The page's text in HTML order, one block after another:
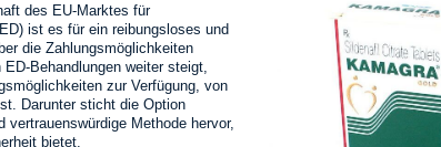
des EU-Marktes für
ist es für ein reibungsloses und
die Zahlungsmöglichkeiten
Behandlungen weiter steigt,
zur Verfügung, von
Darunter sticht die Option
Methode hervor,
bietet.